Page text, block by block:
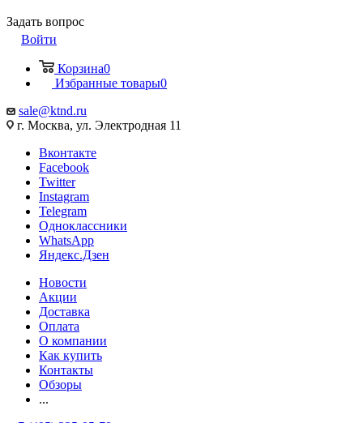
Задать вопрос
Войти
Корзина0
Избранные товары0
sale@ktnd.ru
г. Москва, ул. Электродная 11
Вконтакте
Facebook
Twitter
Instagram
Telegram
Одноклассники
WhatsApp
Яндекс.Дзен
Новости
Акции
Доставка
Оплата
О компании
Как купить
Контакты
Обзоры
...